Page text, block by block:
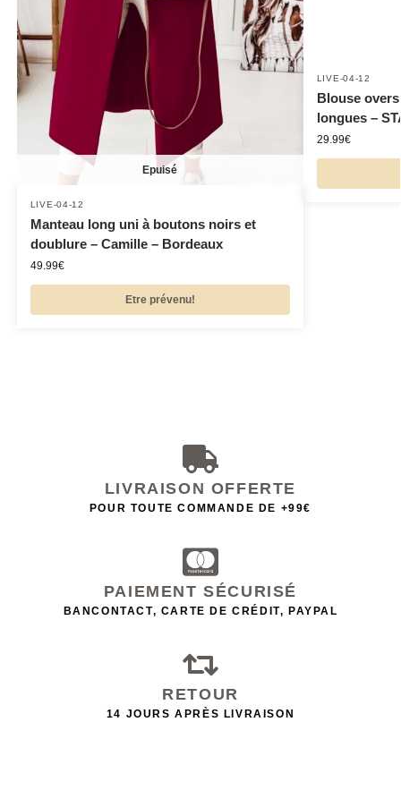
Epuisé
LIVE-04-12
Manteau long uni à boutons noirs et
doublure – Camille – Bordeaux
49.99€
Etre prévenu!
LIVE-04-12
Blouse
longues –
29.99€
LIVRAISON OFFERTE
POUR TOUTE COMMANDE DE +99€
PAIEMENT SÉCURISÉ
BANCONTACT, CARTE DE CRÉDIT, PAYPAL
RETOUR
14 JOURS APRÈS LIVRAISON